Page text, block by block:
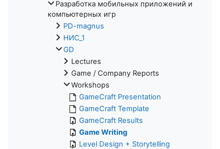
Разработка мобильных приложений и
компьютерных игр
PD-magnus
НИС_1
GD
Lectures
Game / Company Reports
Workshops
GameCraft Presentation
GameCraft Template
GameCraft Results
Game Writing
Level Design + Storytelling